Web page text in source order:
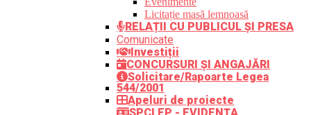
Licitație masă lemnoasă
RELAȚII CU PUBLICUL ȘI PRESA
Comunicate
Investiții
CONCURSURI ȘI ANGAJĂRI
Solicitare/Rapoarte Legea
544/2001
Apeluri de proiecte